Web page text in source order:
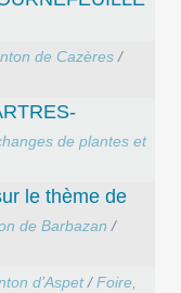
de Cazères /
de plantes et
le thème de
de Barbazan /
d’Aspet/Foire,